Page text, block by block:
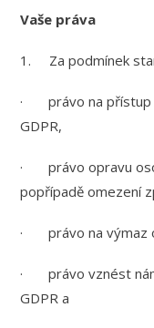
Vaše práva
1. Za podmínek
· právo na přístup
GDPR,
· právo opravu
popřípadě omezení
· právo na výmaz
· právo vznést
GDPR a